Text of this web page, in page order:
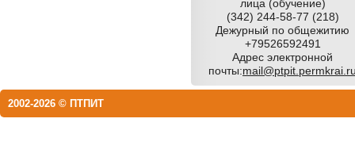
лица (обучение)
(342) 244-58-77 (218)
Дежурный по общежитию
+79526592491
Адрес электронной
почты:
2002-2026 © ПТПИТ